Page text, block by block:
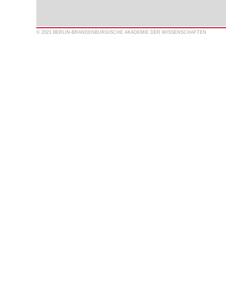
© 2023 BERLIN-BRANDENBURGISCHE AKADEMIE DER WISSENSCHAFTEN